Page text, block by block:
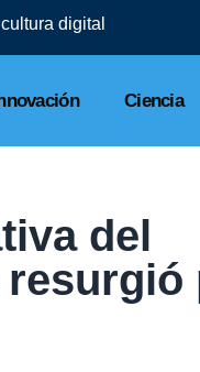
digital
Ciencia
del
resurgió